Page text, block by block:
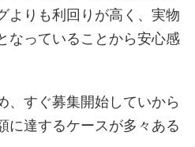
よりも利回りが高く、実物
なっていることから安心感
、すぐ募集開始していから
に達するケースが多々ある